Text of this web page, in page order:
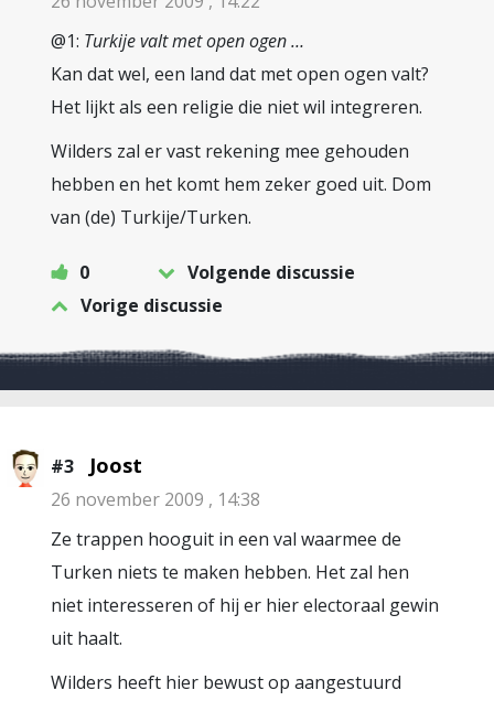
@1: Turkije valt met open ogen …
Kan dat wel, een land dat met open ogen valt?
Het lijkt als een religie die niet wil integreren.
Wilders zal er vast rekening mee gehouden
hebben en het komt hem zeker goed uit. Dom
van (de) Turkije/Turken.
0
Volgende discussie
Vorige discussie
#3 Joost
26 november 2009 , 14:38
Ze trappen hooguit in een val waarmee de
Turken niets te maken hebben. Het zal hen
niet interesseren of hij er hier electoraal gewin
uit haalt.
Wilders heeft hier bewust op aangestuurd